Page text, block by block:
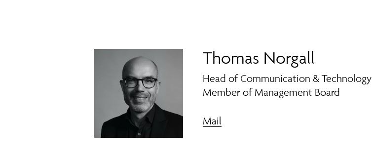
Thomas Norgall
Head of Communication & Technology
Member of Management Board
Mail